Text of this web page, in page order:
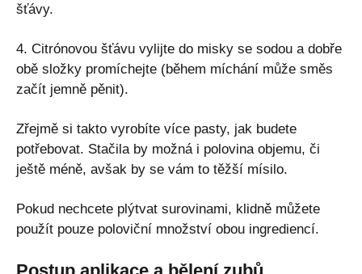
šťávy.
4. Citrónovou šťávu vylijte do misky se sodou a dobře
obě složky promíchejte (během míchání může směs
začít jemně pěnit).
Zřejmě si takto vyrobíte více pasty, jak budete
potřebovat. Stačila by možná i polovina objemu, či
ještě méně, avšak by se vám to těžší mísilo.
Pokud nechcete plýtvat surovinami, klidně můžete
použít pouze poloviční množství obou ingrediencí.